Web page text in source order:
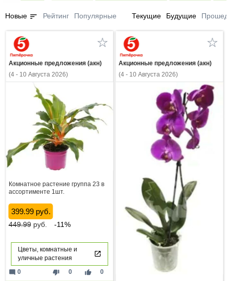
Новые sort Рейтинг Популярные Текущие Будущие
Акционные предложения (акн)
(4 - 10 Августа 2026)
Комнатное растение группа 23 в
ассортименте 1шт.
399.99 руб.
449.99руб. -11%
Цветы, комнатные и
уличные растения
thumb_down 0 thumb_up 0
mode_comment 0
Акционные предложения (акн)
(4 - 10 Августа 2026)